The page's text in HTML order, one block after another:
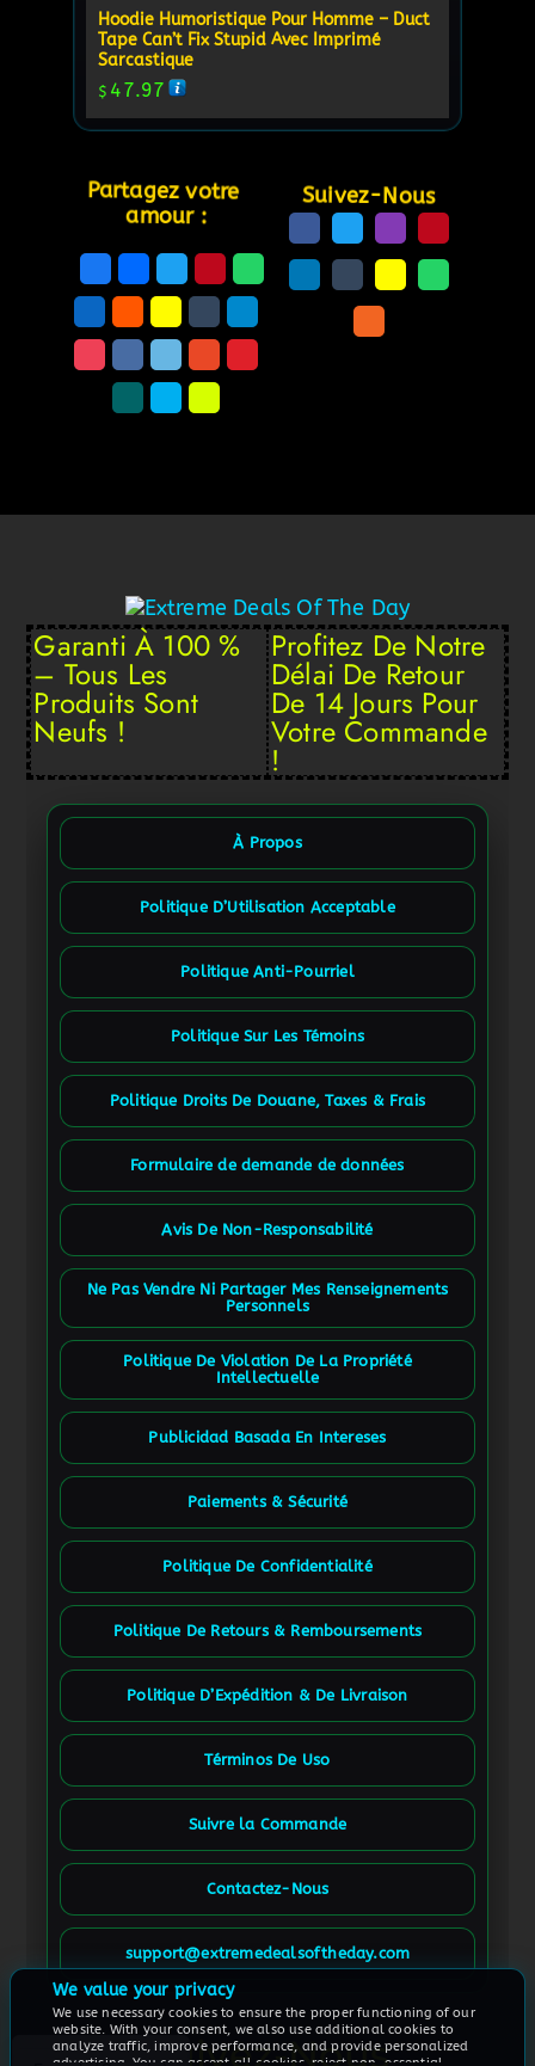
We value your privacy
We use necessary cookies to ensure the proper functioning of our
website. With your consent, we also use additional cookies to
analyze traffic, improve performance, and provide personalized
Hoodie Humoristique Pour Homme – Duct
Tape Can’t Fix Stupid Avec Imprimé
Sarcastique
$ 47.97
Partagez votre
amour :
Suivez-Nous
Garanti À 100 %
– Tous Les
Produits Sont
Neufs !
Profitez De Notre
Délai De Retour
De 14 Jours Pour
Votre Commande
!
À Propos
Politique D’Utilisation Acceptable
Politique Anti-Pourriel
Politique Sur Les Témoins
Politique Droits De Douane, Taxes & Frais
Formulaire de demande de données
Avis De Non-Responsabilité
Ne Pas Vendre Ni Partager Mes Renseignements
Personnels
Politique De Violation De La Propriété
Intellectuelle
Publicidad Basada En Intereses
Paiements & Sécurité
Politique De Confidentialité
Politique De Retours & Remboursements
Politique D’Expédition & De Livraison
Términos De Uso
Suivre la Commande
Contactez-Nous
support@extremedealsoftheday.com
Suivez-Nous
English
German
French (France)
Spanish